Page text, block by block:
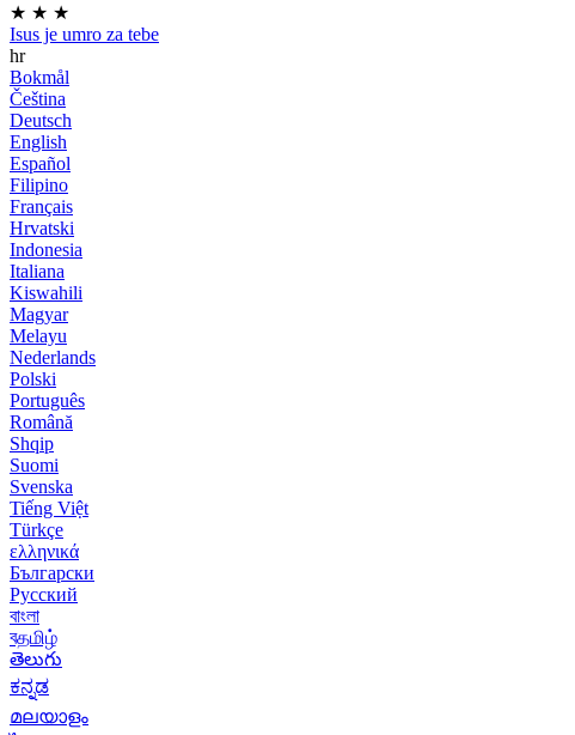
★ ★ ★
Isus je umro za tebe
hr
Bokmål
Čeština
Deutsch
English
Español
Filipino
Français
Hrvatski
Indonesia
Italiana
Kiswahili
Magyar
Melayu
Nederlands
Polski
Português
Română
Shqip
Suomi
Svenska
Tiếng Việt
Türkçe
ελληνικά
Български
Русский
বাংলা
বதமிழ்
తెలుగు
ಕನ್ನಡ
മലയാളം